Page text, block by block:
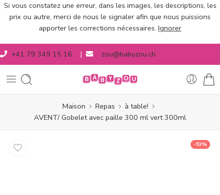
Si vous constatez une erreur, dans les images, les descriptions, les
prix ou autre, merci de nous le signaler afin que nous puissions
apporter les corrections nécessaires. Ignorer
+41 79 349 15 16 | zou@babyzou.ch
Maison Repas
à table!
AVENT/ Gobelet avec paille 300 ml vert 300ml
-53%